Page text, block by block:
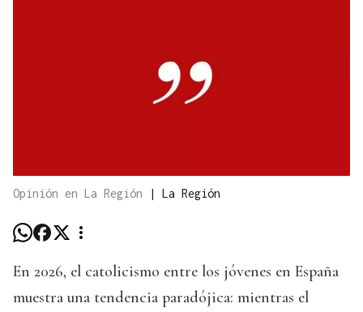
Opinión en La Región | La Región
En 2026, el catolicismo entre los jóvenes en España
muestra una tendencia paradójica: mientras el